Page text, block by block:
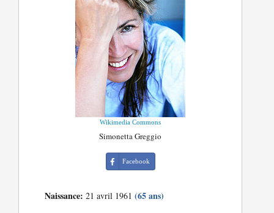
Wikimedia Commons
Simonetta Greggio
Facebook
Naissance: 21 avril 1961(65 ans)